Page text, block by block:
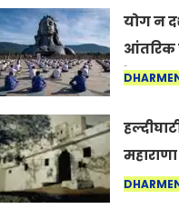
योग न
आंतरिक
है:
इतिहास